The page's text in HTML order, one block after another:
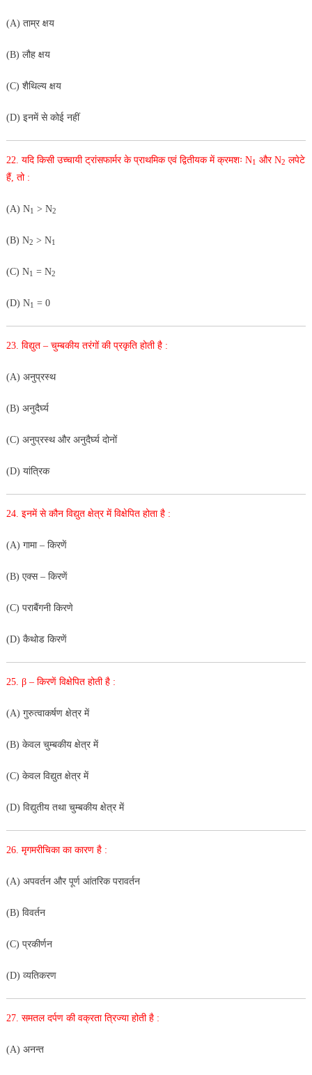
(A) ताम्र क्षय
(B) लौह क्षय
(C) शैथिल्य क्षय
(D) इनमें से कोई नहीं
22. यदि किसी उच्चायी ट्रांसफार्मर के प्राथमिक एवं द्वितीयक में क्रमशः N1 और N2 लपेटे
हैं, तो :
(A) N1 > N2
(B) N2 > N1
(C) N1 = N2
(D) N1 = 0
23. विद्युत – चुम्बकीय तरंगों की प्रकृति होती है :
(A) अनुप्रस्थ
(B) अनुदैर्घ्य
(C) अनुप्रस्थ और अनुदैर्घ्य दोनों
(D) यांत्रिक
24. इनमें से कौन विद्युत क्षेत्र में विक्षेपित होता है :
(A) गामा – किरणें
(B) एक्स – किरणें
(C) पराबैंगनी किरणे
(D) कैथोड किरणें
25. β – किरणें विक्षेपित होती है :
(A) गुरुत्वाकर्षण क्षेत्र में
(B) केवल चुम्बकीय क्षेत्र में
(C) केवल विद्युत क्षेत्र में
(D) विद्युतीय तथा चुम्बकीय क्षेत्र में
26. मृगमरीचिका का कारण है :
(A) अपवर्तन और पूर्ण आंतरिक परावर्तन
(B) विवर्तन
(C) प्रकीर्णन
(D) व्यतिकरण
27. समतल दर्पण की वक्रता त्रिज्या होती है :
(A) अनन्त